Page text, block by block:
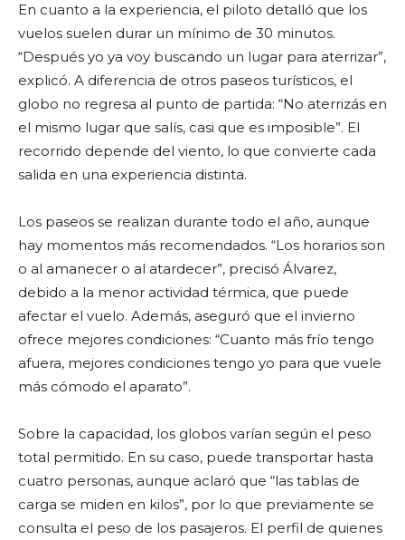
En cuanto a la experiencia, el piloto detalló que los
vuelos suelen durar un mínimo de 30 minutos.
“Después yo ya voy buscando un lugar para aterrizar”,
explicó. A diferencia de otros paseos turísticos, el
globo no regresa al punto de partida: “No aterrizás en
el mismo lugar que salís, casi que es imposible”. El
recorrido depende del viento, lo que convierte cada
salida en una experiencia distinta.
Los paseos se realizan durante todo el año, aunque
hay momentos más recomendados. “Los horarios son
o al amanecer o al atardecer”, precisó Álvarez,
debido a la menor actividad térmica, que puede
afectar el vuelo. Además, aseguró que el invierno
ofrece mejores condiciones: “Cuanto más frío tengo
afuera, mejores condiciones tengo yo para que vuele
más cómodo el aparato”.
Sobre la capacidad, los globos varían según el peso
total permitido. En su caso, puede transportar hasta
cuatro personas, aunque aclaró que “las tablas de
carga se miden en kilos”, por lo que previamente se
consulta el peso de los pasajeros. El perfil de quienes